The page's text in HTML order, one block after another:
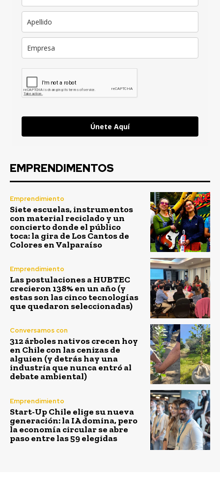
Únete Aquí
EMPRENDIMENTOS
Emprendimiento
Siete escuelas, instrumentos
con material reciclado y un
concierto donde el público
toca: la gira de Los Cantos de
Colores en Valparaíso
Emprendimiento
Las postulaciones a HUBTEC
crecieron 138% en un año (y
estas son las cinco tecnologías
que quedaron seleccionadas)
Conversamos con
312 árboles nativos crecen hoy
en Chile con las cenizas de
alguien (y detrás hay una
industria que nunca entró al
debate ambiental)
Emprendimiento
Start-Up Chile elige su nueva
generación: la IA domina, pero
la economía circular se abre
paso entre las 59 elegidas